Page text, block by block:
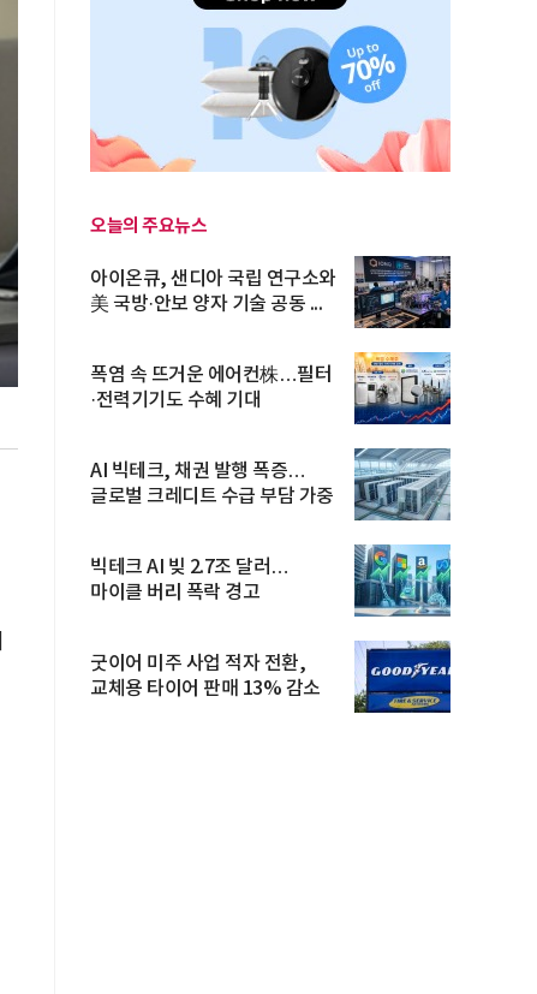
오늘의 주요뉴스
아이온큐, 샌디아 국립 연구소와
美 국방·안보 양자 기술 공동 ...
폭염 속 뜨거운 에어컨株…필터
·전력기기도 수혜 기대
AI 빅테크, 채권 발행 폭증…
글로벌 크레디트 수급 부담 가중
빅테크 AI 빚 2.7조 달러…
마이클 버리 폭락 경고
굿이어 미주 사업 적자 전환,
교체용 타이어 판매 13% 감소